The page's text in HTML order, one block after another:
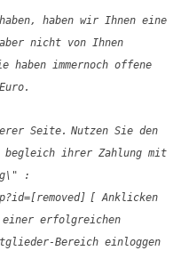
haben wir Ihnen eine
nicht von Ihnen
haben immernoch offene
Seite. Nutzen Sie den
begleich ihrer Zahlung mit
:
[ Anklicken
einer erfolgreichen
Bereich einloggen